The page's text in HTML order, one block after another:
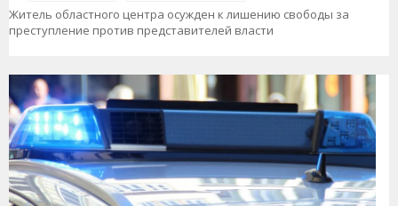
Житель областного центра осужден к лишению свободы за
преступление против представителей власти